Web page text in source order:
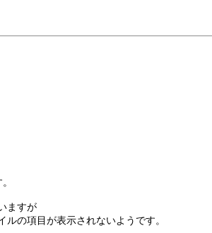
ますが
の項目が表示されないようです。